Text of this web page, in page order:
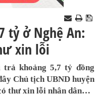
tỷ ở Nghệ An:
xin lỗi
trả khoảng 5,7 tỷ đồng
Chủ tịch UBND huyện
thư xin lỗi nhân dân…